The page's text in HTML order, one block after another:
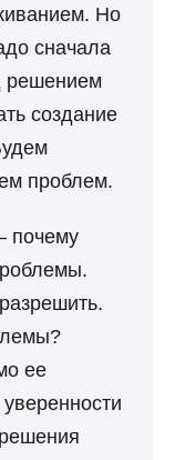
Но
сначала
решением
создание
проблем.
почему
ее